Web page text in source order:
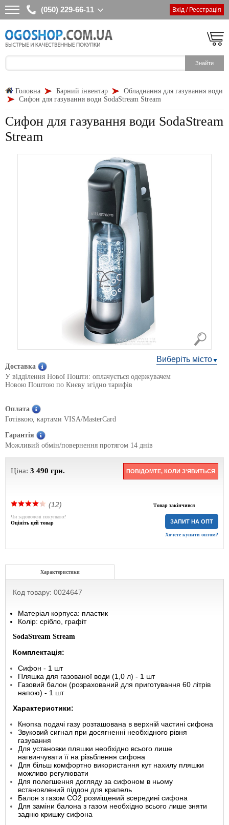
(050) 229-66-11 Вхід / Реєстрація
Головна Барний інвентар
Обладнання для газування води
Сифон для газування води SodaStream Stream
Сифон для газування води SodaStream
Stream
Виберіть місто
Доставка
У відділення Нової Пошти: оплачується одержувачем
Новою Поштою по Києву згідно тарифів
Оплата
Готівкою, картами VISA/MasterCard
Гарантія
Можливий обмін/повернення протягом 14 днів
Ціна: 3 490 грн. ПОВІДОМТЕ, КОЛИ З'ЯВИТЬСЯ
(12) Товар закінчився
ЗАПИТ НА ОПТ
Хочете купити оптом?
Чи задоволені покупкою?
Оцініть цей товар
Характеристики
Код товару: 0024647
Матеріал корпуса: пластик
Колір: срібло, графіт
SodaStream Stream
Комплектація:
Сифон - 1 шт
Пляшка для газованої води (1,0 л) - 1 шт
Газовий балон (розрахований для приготування 60 літрів
напою) - 1 шт
Характеристики:
Кнопка подачі газу розташована в верхній частині сифона
Звуковий сигнал при досягненні необхідного рівня
газування
Для установки пляшки необхідно всього лише
нагвинчувати її на різьблення сифона
Для більш комфортно використання кут нахилу пляшки
можливо регулювати
Для полегшення догляду за сифоном в ньому
встановлений піддон для крапель
Балон з газом CO2 розміщений всередині сифона
Для заміни балона з газом необхідно всього лише зняти
задню кришку сифона